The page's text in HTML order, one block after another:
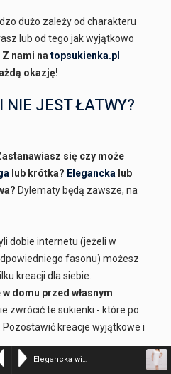
Elegancka wizytowa sukienka Inez w kolorze ecru na lato PLUS SIZE
dużo zależy od charakteru
lub od tego jak wyjątkowo
Z nami natopsukienka.pl
okazję!
NIE JEST ŁATWY?
się czy może
lub krótka? Elegancka lub
Dylematy będą zawsze, na
dobie internetu (jeżeli w
fasonu) możesz
kreacji dla siebie.
domu przed własnym
zwrócić te sukienki - które po
Pozostawić kreacje wyjątkowe i